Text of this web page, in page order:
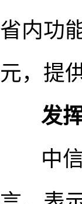
省内功
元，提
发
中信